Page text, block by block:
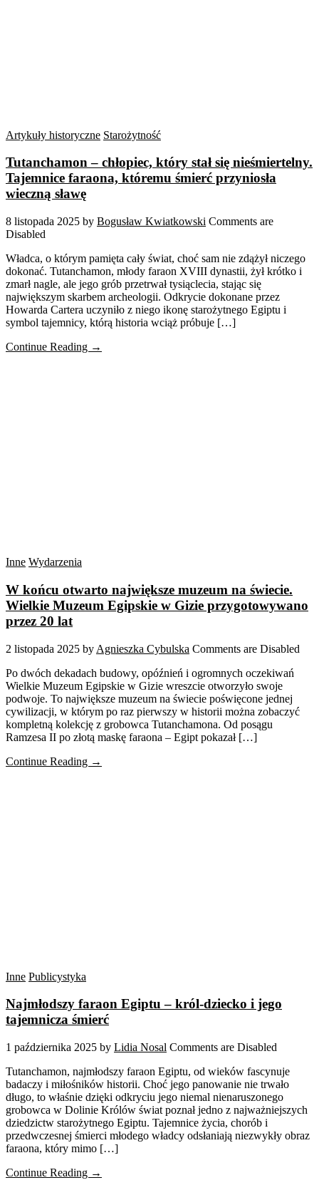
Artykuły historyczne Starożytność
Tutanchamon – chłopiec, który stał się nieśmiertelny.
Tajemnice faraona, któremu śmierć przyniosła
wieczną sławę
8 listopada 2025 by Bogusław Kwiatkowski Comments are
Disabled
Władca, o którym pamięta cały świat, choć sam nie zdążył niczego
dokonać. Tutanchamon, młody faraon XVIII dynastii, żył krótko i
zmarł nagle, ale jego grób przetrwał tysiąclecia, stając się
największym skarbem archeologii. Odkrycie dokonane przez
Howarda Cartera uczyniło z niego ikonę starożytnego Egiptu i
symbol tajemnicy, którą historia wciąż próbuje […]
Continue Reading →
Inne Wydarzenia
W końcu otwarto największe muzeum na świecie.
Wielkie Muzeum Egipskie w Gizie przygotowywano
przez 20 lat
2 listopada 2025 by Agnieszka Cybulska Comments are Disabled
Po dwóch dekadach budowy, opóźnień i ogromnych oczekiwań
Wielkie Muzeum Egipskie w Gizie wreszcie otworzyło swoje
podwoje. To największe muzeum na świecie poświęcone jednej
cywilizacji, w którym po raz pierwszy w historii można zobaczyć
kompletną kolekcję z grobowca Tutanchamona. Od posągu
Ramzesa II po złotą maskę faraona – Egipt pokazał […]
Continue Reading →
Inne Publicystyka
Najmłodszy faraon Egiptu – król-dziecko i jego
tajemnicza śmierć
1 października 2025 by Lidia Nosal Comments are Disabled
Tutanchamon, najmłodszy faraon Egiptu, od wieków fascynuje
badaczy i miłośników historii. Choć jego panowanie nie trwało
długo, to właśnie dzięki odkryciu jego niemal nienaruszonego
grobowca w Dolinie Królów świat poznał jedno z najważniejszych
dziedzictw starożytnego Egiptu. Tajemnice życia, chorób i
przedwczesnej śmierci młodego władcy odsłaniają niezwykły obraz
faraona, który mimo […]
Continue Reading →